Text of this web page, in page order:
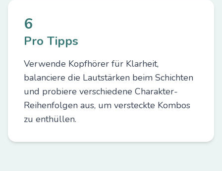
6
Pro Tipps
Verwende Kopfhörer für Klarheit,
balanciere die Lautstärken beim Schichten
und probiere verschiedene Charakter-
Reihenfolgen aus, um versteckte Kombos
zu enthüllen.